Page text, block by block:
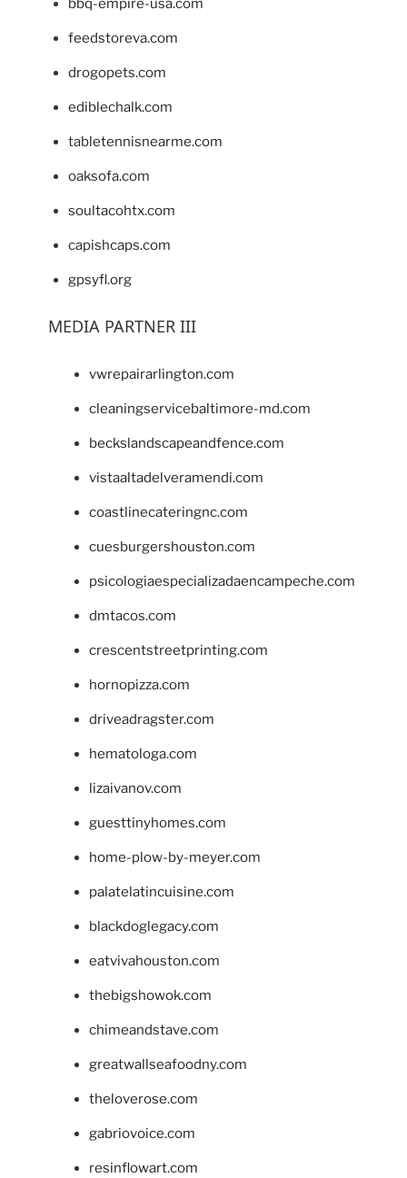
bbq-empire-usa.com
feedstoreva.com
drogopets.com
ediblechalk.com
tabletennisnearme.com
oaksofa.com
soultacohtx.com
capishcaps.com
gpsyfl.org
MEDIA PARTNER III
vwrepairarlington.com
cleaningservicebaltimore-md.com
beckslandscapeandfence.com
vistaaltadelveramendi.com
coastlinecateringnc.com
cuesburgershouston.com
psicologiaespecializadaencampeche.com
dmtacos.com
crescentstreetprinting.com
hornopizza.com
driveadragster.com
hematologa.com
lizaivanov.com
guesttinyhomes.com
home-plow-by-meyer.com
palatelatincuisine.com
blackdoglegacy.com
eatvivahouston.com
thebigshowok.com
chimeandstave.com
greatwallseafoodny.com
theloverose.com
gabriovoice.com
resinflowart.com